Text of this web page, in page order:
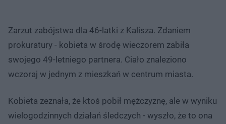
Zarzut zabójstwa dla 46-latki z Kalisza. Zdaniem
prokuratury - kobieta w środę wieczorem zabiła
swojego 49-letniego partnera. Ciało znaleziono
wczoraj w jednym z mieszkań w centrum miasta.
Kobieta zeznała, że ktoś pobił mężczyznę, ale w wyniku
wielogodzinnych działań śledczych - wyszło, że to ona